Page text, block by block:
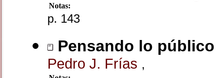
Notas:
p. 143
Pensando lo público
Pedro J. Frías ,